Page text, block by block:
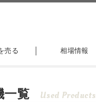
売る 相場情報
一覧 Used Products